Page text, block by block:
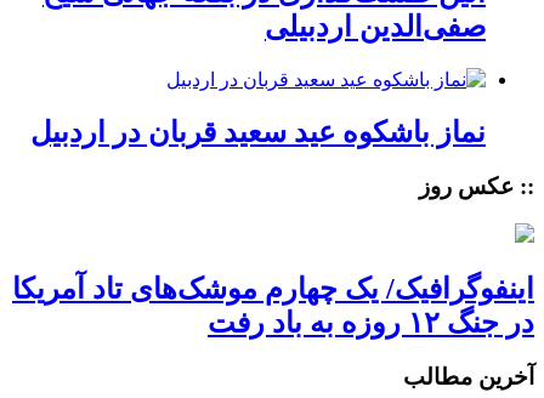
صفی‌الدین اردبیلی
نماز باشکوه عید سعید قربان در اردبیل
:: عکس روز
اینفوگرافیک/ یک چهارم موشک‌های تاد آمریکا
در جنگ ۱۲ روزه به باد رفت
آخرین مطالب